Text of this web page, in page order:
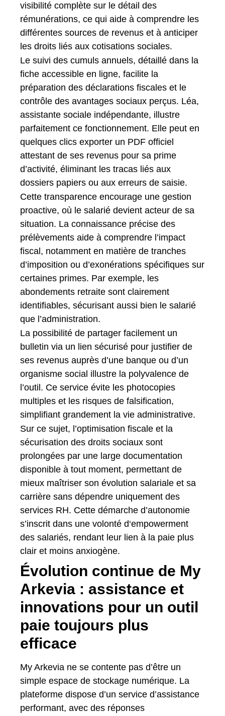
visibilité complète sur le détail des
rémunérations, ce qui aide à comprendre les
différentes sources de revenus et à anticiper
les droits liés aux cotisations sociales.
Le suivi des cumuls annuels, détaillé dans la
fiche accessible en ligne, facilite la
préparation des déclarations fiscales et le
contrôle des avantages sociaux perçus. Léa,
assistante sociale indépendante, illustre
parfaitement ce fonctionnement. Elle peut en
quelques clics exporter un PDF officiel
attestant de ses revenus pour sa prime
d’activité, éliminant les tracas liés aux
dossiers papiers ou aux erreurs de saisie.
Cette transparence encourage une gestion
proactive, où le salarié devient acteur de sa
situation. La connaissance précise des
prélèvements aide à comprendre l’impact
fiscal, notamment en matière de tranches
d’imposition ou d’exonérations spécifiques sur
certaines primes. Par exemple, les
abondements retraite sont clairement
identifiables, sécurisant aussi bien le salarié
que l’administration.
La possibilité de partager facilement un
bulletin via un lien sécurisé pour justifier de
ses revenus auprès d’une banque ou d’un
organisme social illustre la polyvalence de
l’outil. Ce service évite les photocopies
multiples et les risques de falsification,
simplifiant grandement la vie administrative.
Sur ce sujet, l’optimisation fiscale et la
sécurisation des droits sociaux sont
prolongées par une large documentation
disponible à tout moment, permettant de
mieux maîtriser son évolution salariale et sa
carrière sans dépendre uniquement des
services RH. Cette démarche d’autonomie
s’inscrit dans une volonté d‘empowerment
des salariés, rendant leur lien à la paie plus
clair et moins anxiogène.
Évolution continue de My
Arkevia : assistance et
innovations pour un outil
paie toujours plus
efficace
My Arkevia ne se contente pas d’être un
simple espace de stockage numérique. La
plateforme dispose d’un service d’assistance
performant, avec des réponses